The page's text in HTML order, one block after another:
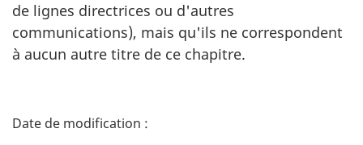
de lignes directrices ou d'autres
communications), mais qu'ils ne correspondent
à aucun autre titre de ce chapitre.
D